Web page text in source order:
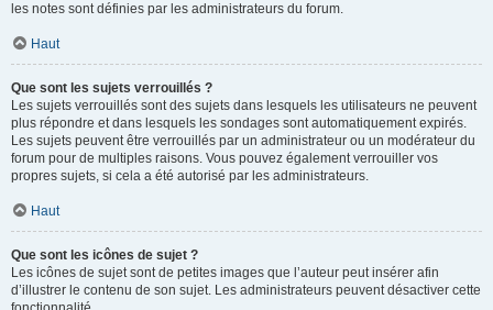
les notes sont définies par les administrateurs du forum.
Haut
Que sont les sujets verrouillés ?
Les sujets verrouillés sont des sujets dans lesquels les utilisateurs ne peuvent
plus répondre et dans lesquels les sondages sont automatiquement expirés.
Les sujets peuvent être verrouillés par un administrateur ou un modérateur du
forum pour de multiples raisons. Vous pouvez également verrouiller vos
propres sujets, si cela a été autorisé par les administrateurs.
Haut
Que sont les icônes de sujet ?
Les icônes de sujet sont de petites images que l’auteur peut insérer afin
d’illustrer le contenu de son sujet. Les administrateurs peuvent désactiver cette